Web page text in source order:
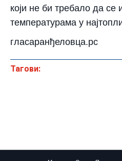
који не би требало да се
температурама у
гласаранђеловца.рс
Тагови: